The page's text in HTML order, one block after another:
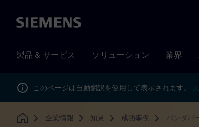
Siemens
製品 & サービス ソリューション 業界
このページは自動翻訳を使用して表示されます。
Home
企業情報 知見 成功事例 バンダバ